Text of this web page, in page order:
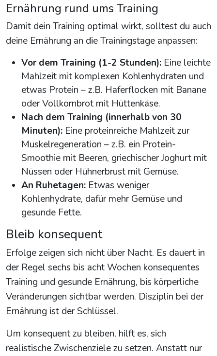
Ernährung rund ums Training
Damit dein Training optimal wirkt, solltest du auch
deine Ernährung an die Trainingstage anpassen:
Vor dem Training (1-2 Stunden): Eine leichte
Mahlzeit mit komplexen Kohlenhydraten und
etwas Protein – z.B. Haferflocken mit Banane
oder Vollkornbrot mit Hüttenkäse.
Nach dem Training (innerhalb von 30
Minuten): Eine proteinreiche Mahlzeit zur
Muskelregeneration – z.B. ein Protein-
Smoothie mit Beeren, griechischer Joghurt mit
Nüssen oder Hühnerbrust mit Gemüse.
An Ruhetagen: Etwas weniger
Kohlenhydrate, dafür mehr Gemüse und
gesunde Fette.
Bleib konsequent
Erfolge zeigen sich nicht über Nacht. Es dauert in
der Regel sechs bis acht Wochen konsequentes
Training und gesunde Ernährung, bis körperliche
Veränderungen sichtbar werden. Disziplin bei der
Ernährung ist der Schlüssel.
Um konsequent zu bleiben, hilft es, sich
realistische Zwischenziele zu setzen. Anstatt nur